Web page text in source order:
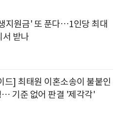
지원금' 또 푼다…1인당 최대
서 받나
드] 최태원 이혼소송이 불붙인
… 기준 없어 판결 '제각각'